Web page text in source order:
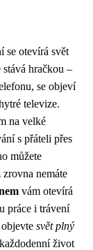
se otevírá svět
stává hračkou –
se objeví
televize.
na velké
s přáteli přes
můžete
nemáte
vám otevírá
práce i trávení
svět plný
život